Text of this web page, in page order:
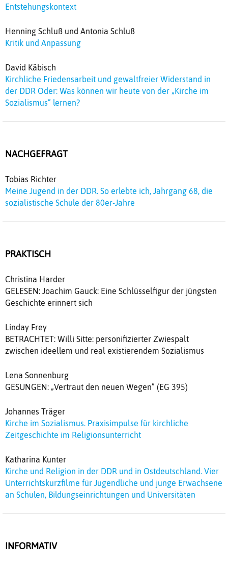
Entstehungskontext
Henning Schluß und Antonia Schluß
Kritik und Anpassung
David Käbisch
Kirchliche Friedensarbeit und gewaltfreier Widerstand in
der DDR Oder: Was können wir heute von der „Kirche im
Sozialismus” lernen?
NACHGEFRAGT
Tobias Richter
Meine Jugend in der DDR. So erlebte ich, Jahrgang 68, die
sozialistische Schule der 80er-Jahre
PRAKTISCH
Christina Harder
GELESEN: Joachim Gauck: Eine Schlüsselfigur der jüngsten
Geschichte erinnert sich
Linday Frey
BETRACHTET: Willi Sitte: personifizierter Zwiespalt
zwischen ideellem und real existierendem Sozialismus
Lena Sonnenburg
GESUNGEN: „Vertraut den neuen Wegen” (EG 395)
Johannes Träger
Kirche im Sozialismus. Praxisimpulse für kirchliche
Zeitgeschichte im Religionsunterricht
Katharina Kunter
Kirche und Religion in der DDR und in Ostdeutschland. Vier
Unterrichtskurzfilme für Jugendliche und junge Erwachsene
an Schulen, Bildungseinrichtungen und Universitäten
INFORMATIV